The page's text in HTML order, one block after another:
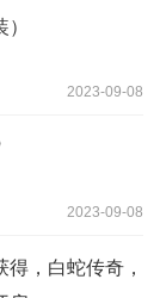
2023-09-08
2023-09-08
，白蛇传奇，